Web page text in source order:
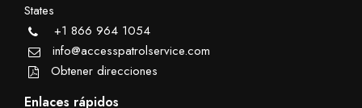
States
+1 866 964 1054
info@accesspatrolservice.com
Obtener direcciones
Enlaces rápidos